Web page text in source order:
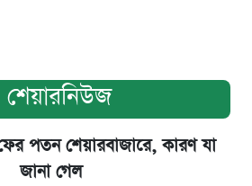
শেয়ারনিউজ
পতন শেয়ারবাজারে, কারণ যা
জানা গেল